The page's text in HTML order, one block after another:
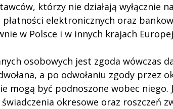
którzy nie działają wyłącznie
elektronicznych oraz
w Polsce i w innych krajach
osobowych jest zgoda wówczas
a po odwołaniu zgody przez
mogą być podnoszone wobec
okresowe oraz roszczeń